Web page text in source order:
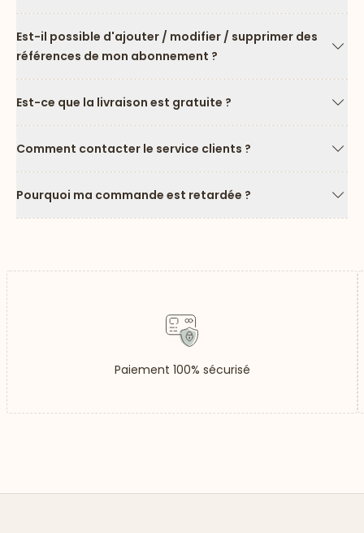
Est-il possible d'ajouter / modifier / supprimer des
références de mon abonnement ?
Est-ce que la livraison est gratuite ?
Comment contacter le service clients ?
Pourquoi ma commande est retardée ?
Paiement 100% sécurisé